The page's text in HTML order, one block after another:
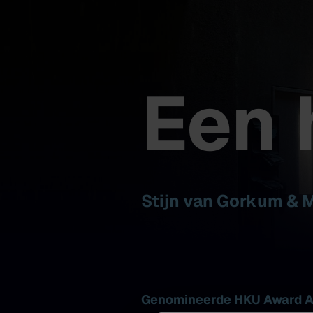
Een
Stijn van Gorkum &
Genomineerde HKU